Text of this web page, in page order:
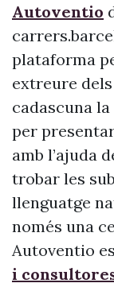
Autoventio
plataforma
extreure
cadascuna
per
amb l’ajuda
trobar les
llenguatge
només una
Autoventio
i